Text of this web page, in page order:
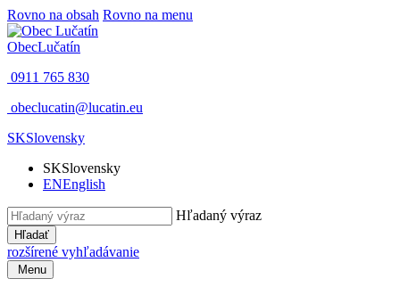
Rovno na obsah Rovno na menu
ObecLučatín
0911 765 830
obeclucatin@lucatin.eu
SKSlovensky
SKSlovensky
ENEnglish
Hľadaný výraz
Hľadať
rozšírené vyhľadávanie
Menu